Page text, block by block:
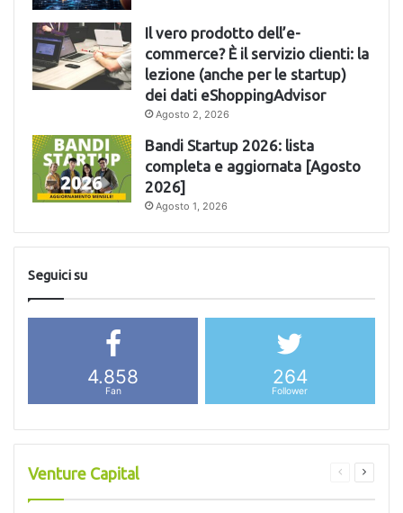
Il vero prodotto dell’e-
commerce? È il servizio clienti: la
lezione (anche per le startup)
dei dati eShoppingAdvisor
Agosto 2, 2026
Bandi Startup 2026: lista
completa e aggiornata [Agosto
2026]
Agosto 1, 2026
Seguici su
4.858
Fan
264
Follower
Venture Capital
PaginaPagina